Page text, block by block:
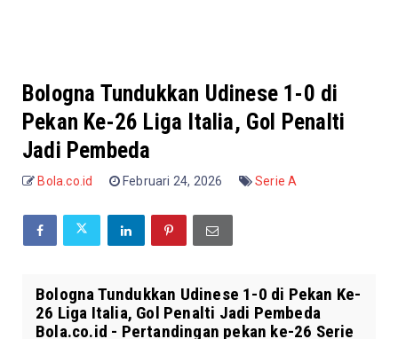
Bologna Tundukkan Udinese 1-0 di
Pekan Ke-26 Liga Italia, Gol Penalti
Jadi Pembeda
Bola.co.id Februari 24, 2026 Serie A
Bologna Tundukkan Udinese 1-0 di Pekan Ke-
26 Liga Italia, Gol Penalti Jadi Pembeda
Bola.co.id - Pertandingan pekan ke-26 Serie